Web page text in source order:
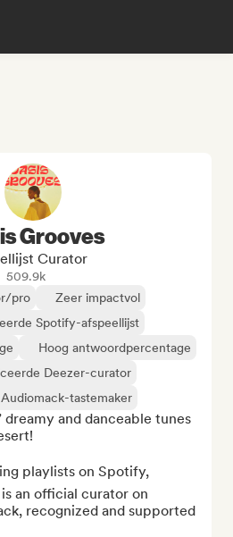
Grooves
Curator
509.9k
pro
Zeer impactvol
Spotify-afspeellijst
Hoog antwoordpercentage
Deezer-curator
tastemaker
dreamy and danceable tunes
playlists on Spotify,
an official curator on
recognized and supported